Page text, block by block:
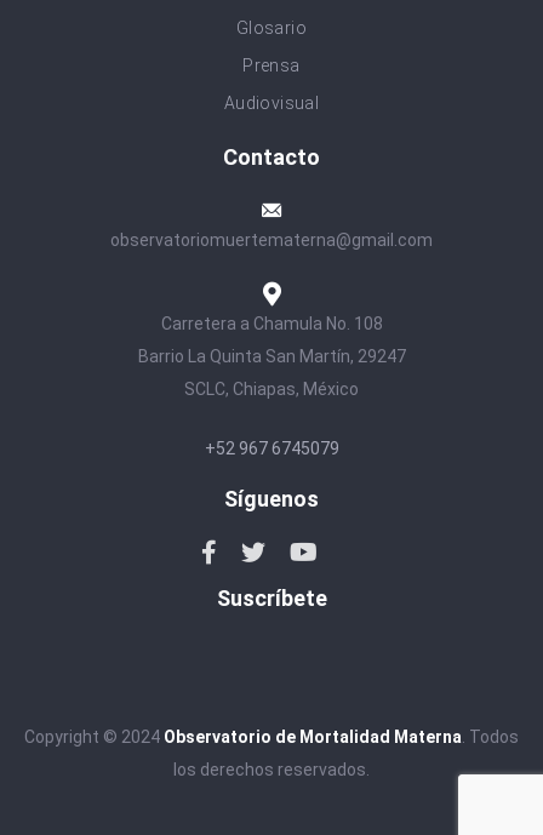
Glosario
Prensa
Audiovisual
Contacto
observatoriomuertematerna@gmail.com
Carretera a Chamula No. 108
Barrio La Quinta San Martín, 29247
SCLC, Chiapas, México
+52 967 6745079
Síguenos
Suscríbete
Copyright © 2024 Observatorio de Mortalidad Materna . Todos
los derechos reservados.